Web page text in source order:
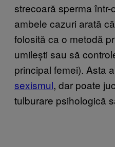
strecoară sperma într-
ambele cazuri arată
folosită ca o metodă
umilești sau să
principal femei). Asta
sexismul, dar poate
tulburare psihologică